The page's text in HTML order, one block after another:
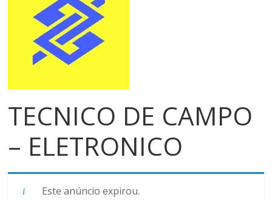
pagamentos
TECNICO DE CAMPO
– ELETRONICO
Este anúncio expirou.